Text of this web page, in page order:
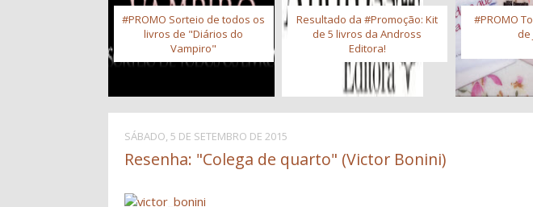
#PROMO Sorteio de todos os
livros de "Diários do
Vampiro"
Resultado da #Promoção: Kit
de 5 livros da Andross
Editora!
#PROMO
de
SÁBADO, 5 DE SETEMBRO DE 2015
Resenha: "Colega de quarto" (Victor Bonini)